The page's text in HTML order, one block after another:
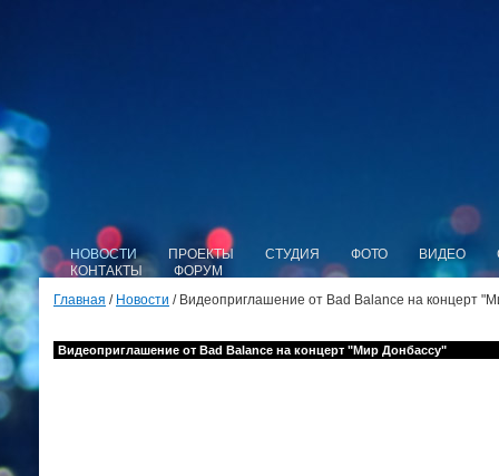
НОВОСТИ ПРОЕКТЫ СТУДИЯ ФОТО ВИДЕО
КОНТАКТЫ
ФОРУМ
Главная / Новости / Видеоприглашение от Bad Balance на концерт
Видеоприглашение от Bad Balance на концерт "Мир Донбассу"